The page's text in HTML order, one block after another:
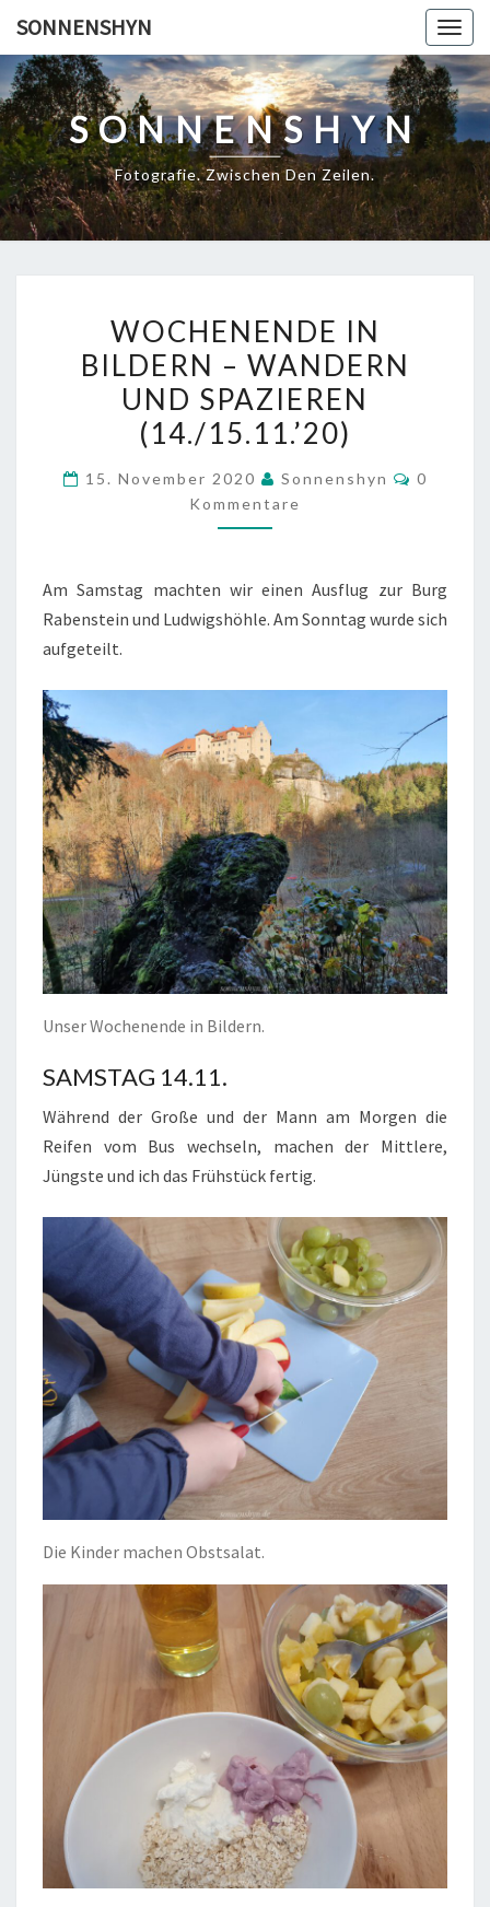
content
SONNENSHYN
SONNENSHYN
Fotografie. Zwischen Den Zeilen.
IN
BILDERN
–
WANDERN
SPAZIEREN
(14./15.11.’20)
WOCHENENDE IN
BILDERN – WANDERN
UND SPAZIEREN
(14./15.11.’20)
15. November 2020 Sonnenshyn
0
Kommentare
Am Samstag machten wir einen Ausflug zur Burg
Rabenstein und Ludwigshöhle. Am Sonntag wurde sich
aufgeteilt.
Unser Wochenende in Bildern.
SAMSTAG 14.11.
Während der Große und der Mann am Morgen die
Reifen vom Bus wechseln, machen der Mittlere,
Jüngste und ich das Frühstück fertig.
Die Kinder machen Obstsalat.